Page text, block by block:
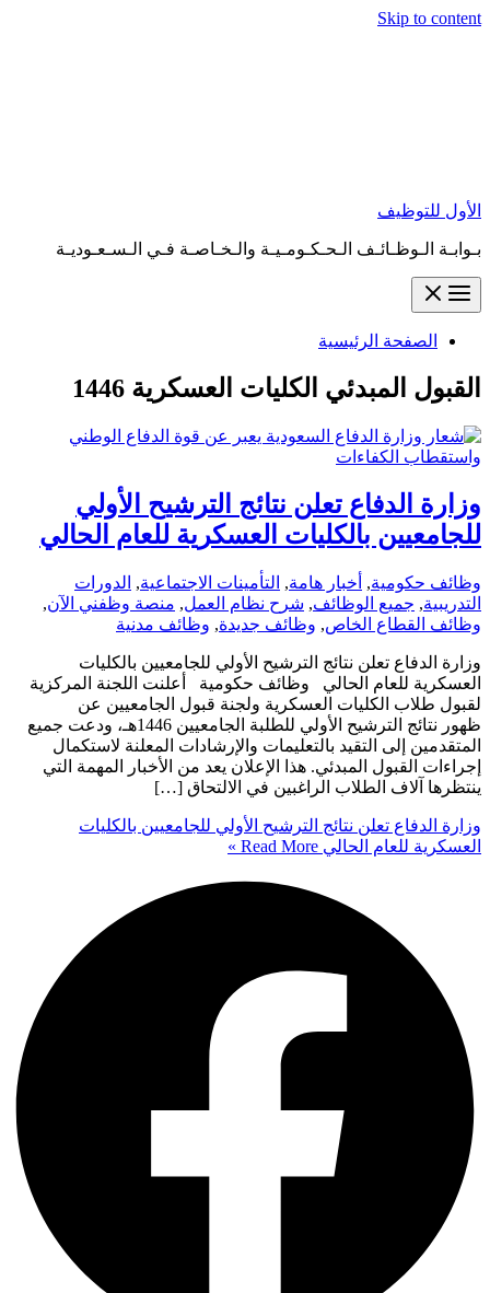
Skip to content
الأول للتوظيف
بـوابـة الـوظـائـف الـحـكـومـيـة والـخـاصـة فـي الـسـعـوديـة
الصفحة الرئيسية
القبول المبدئي الكليات العسكرية 1446
وزارة الدفاع تعلن نتائج الترشيح الأولي
للجامعيين بالكليات العسكرية للعام الحالي
وظائف حكومية, أخبار هامة, التأمينات الاجتماعية, الدورات
التدريبية, جميع الوظائف, شرح نظام العمل, منصة وظفني الآن,
وظائف القطاع الخاص, وظائف جديدة, وظائف مدنية
وزارة الدفاع تعلن نتائج الترشيح الأولي للجامعيين بالكليات
العسكرية للعام الحالي وظائف حكومية أعلنت اللجنة المركزية
لقبول طلاب الكليات العسكرية ولجنة قبول الجامعيين عن
ظهور نتائج الترشيح الأولي للطلبة الجامعيين 1446هـ، ودعت جميع
المتقدمين إلى التقيد بالتعليمات والإرشادات المعلنة لاستكمال
إجراءات القبول المبدئي. هذا الإعلان يعد من الأخبار المهمة التي
ينتظرها آلاف الطلاب الراغبين في الالتحاق […]
وزارة الدفاع تعلن نتائج الترشيح الأولي للجامعيين بالكليات
العسكرية للعام الحالي